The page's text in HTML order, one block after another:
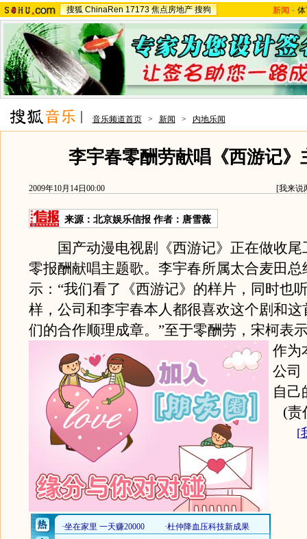
搜狐 ChinaRen 17173 焦点房地产 搜狗 新闻 -
音乐频道首页 > 新闻 > 内地乐闻
李宇春零酬劳献唱《西游记》
2009年10月14日00:00 [我来说
来源： 北京娱乐信报作者：唐雪薇
国产动漫电视剧《西游记》正在做收尾
零报酬献唱主题歌。李宇春所属太合麦田总
示：“我们看了《西游记》的样片，同时也
样，公司和李宇春本人都很喜欢这个剧和这
们的合作顺理成章。 ”至于零酬劳，宋柯表
作为
公司
自己
(责
[